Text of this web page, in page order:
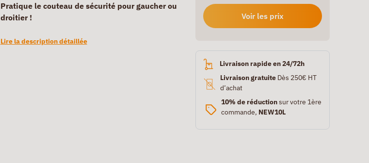
Pratique le couteau de sécurité pour gaucher ou
droitier !
Lire la description détaillée
Voir les prix
Livraison rapide en 24/72h
Livraison gratuiteDès 250€ HT
d’achat
10% de réductionsur votre 1ère
commande, NEW10L